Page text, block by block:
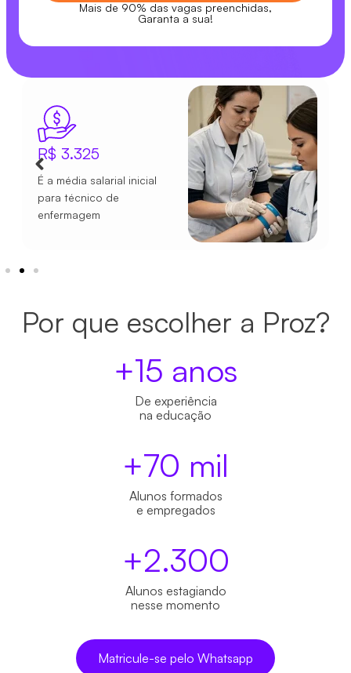
Mais de 90% das vagas preenchidas,
Garanta a sua!
R$ 3.325
É a média salarial inicial
para técnico de
enfermagem
Por que escolher a Proz?
De experiência
na educação
+15 anos
Alunos formados
e empregados
+70 mil
Alunos estagiando
nesse momento
+2.300
Matricule-se pelo Whatsapp